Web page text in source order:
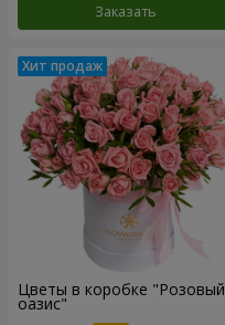
Заказать
Цветы в коробке "Розовый
оазис"